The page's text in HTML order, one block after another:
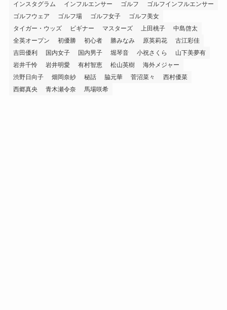
インスタグラム
インフルエンサー ゴルフ
ゴルフインフルエンサー
ゴルフウェア
ゴルフ場 ゴルフ女子
ゴルフ美女
タイガー・ウッズ
ビギナー マスターズ 上田桃子
中島啓太
全英オープン
初優勝 初心者 勝みなみ 原英莉花
古江彩佳
吉田優利
国内女子 国内男子 堀琴音 小祝さくら
山下美夢有
岩井千怜
岩井明愛 有村智恵 松山英樹
海外メジャー
渋野日向子
畑岡奈紗 秘話 脇元華 菅沼菜々
西村優菜
西郷真央
青木瀬令奈 馬場咲希